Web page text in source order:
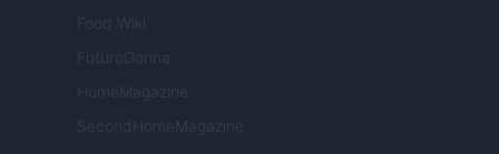
Food Wiki
FuturoDonna
HomeMagazine
SecondHomeMagazine